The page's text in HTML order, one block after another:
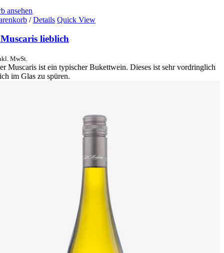
ansehen
/ Details Quick View
lieblich
MwSt.
Muscaris ist ein typischer Bukettwein. Dieses ist sehr vordringlich
im Glas zu spüren.